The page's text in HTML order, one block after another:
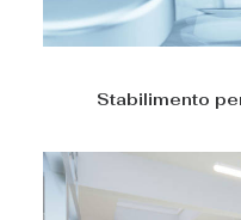
Stabilimento